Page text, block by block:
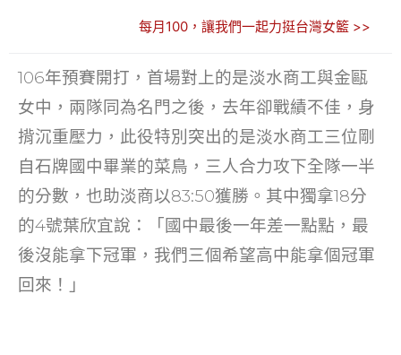
e
b
o
o
k
itt
er
ai
l
C
h
at
k
e
dI
n
每月100，讓我們一起力挺台灣女籃 >>
106年預賽開打，首場對上的是淡水商工與金甌
女中，兩隊同為名門之後，去年卻戰績不佳，身
揹沉重壓力，此役特別突出的是淡水商工三位剛
自石牌國中畢業的菜鳥，三人合力攻下全隊一半
的分數，也助淡商以83:50獲勝。其中獨拿18分
的4號葉欣宜說：「國中最後一年差一點點，最
後沒能拿下冠軍，我們三個希望高中能拿個冠軍
回來！」